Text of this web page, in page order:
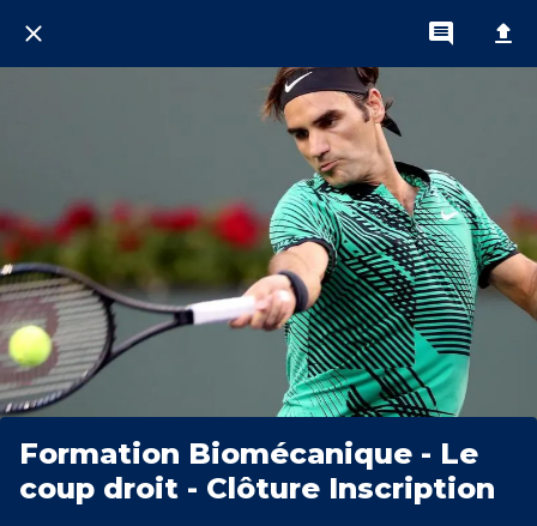
Formation Biomécanique - Le
coup droit - Clôture Inscription